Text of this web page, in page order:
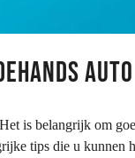
auto
is belangrijk om
tips die u kunnen